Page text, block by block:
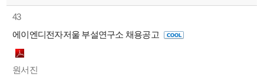
43
에이엔디전자저울 부설연구소 채용공고
원서진